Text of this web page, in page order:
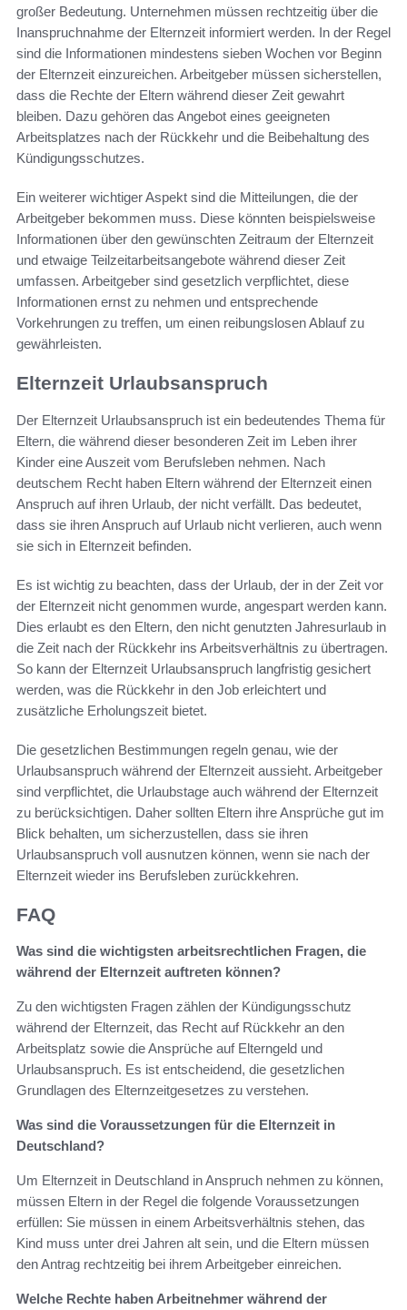
großer Bedeutung. Unternehmen müssen rechtzeitig über die
Inanspruchnahme der Elternzeit informiert werden. In der Regel
sind die Informationen mindestens sieben Wochen vor Beginn
der Elternzeit einzureichen. Arbeitgeber müssen sicherstellen,
dass die Rechte der Eltern während dieser Zeit gewahrt
bleiben. Dazu gehören das Angebot eines geeigneten
Arbeitsplatzes nach der Rückkehr und die Beibehaltung des
Kündigungsschutzes.
Ein weiterer wichtiger Aspekt sind die Mitteilungen, die der
Arbeitgeber bekommen muss. Diese könnten beispielsweise
Informationen über den gewünschten Zeitraum der Elternzeit
und etwaige Teilzeitarbeitsangebote während dieser Zeit
umfassen. Arbeitgeber sind gesetzlich verpflichtet, diese
Informationen ernst zu nehmen und entsprechende
Vorkehrungen zu treffen, um einen reibungslosen Ablauf zu
gewährleisten.
Elternzeit Urlaubsanspruch
Der Elternzeit Urlaubsanspruch ist ein bedeutendes Thema für
Eltern, die während dieser besonderen Zeit im Leben ihrer
Kinder eine Auszeit vom Berufsleben nehmen. Nach
deutschem Recht haben Eltern während der Elternzeit einen
Anspruch auf ihren Urlaub, der nicht verfällt. Das bedeutet,
dass sie ihren Anspruch auf Urlaub nicht verlieren, auch wenn
sie sich in Elternzeit befinden.
Es ist wichtig zu beachten, dass der Urlaub, der in der Zeit vor
der Elternzeit nicht genommen wurde, angespart werden kann.
Dies erlaubt es den Eltern, den nicht genutzten Jahresurlaub in
die Zeit nach der Rückkehr ins Arbeitsverhältnis zu übertragen.
So kann der Elternzeit Urlaubsanspruch langfristig gesichert
werden, was die Rückkehr in den Job erleichtert und
zusätzliche Erholungszeit bietet.
Die gesetzlichen Bestimmungen regeln genau, wie der
Urlaubsanspruch während der Elternzeit aussieht. Arbeitgeber
sind verpflichtet, die Urlaubstage auch während der Elternzeit
zu berücksichtigen. Daher sollten Eltern ihre Ansprüche gut im
Blick behalten, um sicherzustellen, dass sie ihren
Urlaubsanspruch voll ausnutzen können, wenn sie nach der
Elternzeit wieder ins Berufsleben zurückkehren.
FAQ
Was sind die wichtigsten arbeitsrechtlichen Fragen, die
während der Elternzeit auftreten können?
Zu den wichtigsten Fragen zählen der Kündigungsschutz
während der Elternzeit, das Recht auf Rückkehr an den
Arbeitsplatz sowie die Ansprüche auf Elterngeld und
Urlaubsanspruch. Es ist entscheidend, die gesetzlichen
Grundlagen des Elternzeitgesetzes zu verstehen.
Was sind die Voraussetzungen für die Elternzeit in
Deutschland?
Um Elternzeit in Deutschland in Anspruch nehmen zu können,
müssen Eltern in der Regel die folgende Voraussetzungen
erfüllen: Sie müssen in einem Arbeitsverhältnis stehen, das
Kind muss unter drei Jahren alt sein, und die Eltern müssen
den Antrag rechtzeitig bei ihrem Arbeitgeber einreichen.
Welche Rechte haben Arbeitnehmer während der